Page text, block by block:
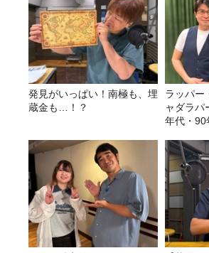
発見がいっぱい！南極も、埋
蔵金も…！？
ラッパー
ャダラパ
年代・90